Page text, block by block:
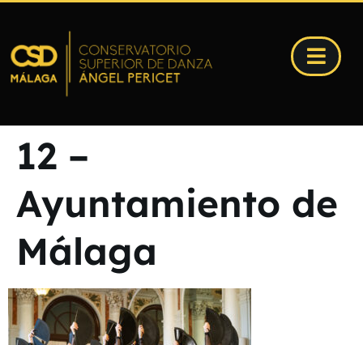
12 –
Ayuntamiento de
Málaga